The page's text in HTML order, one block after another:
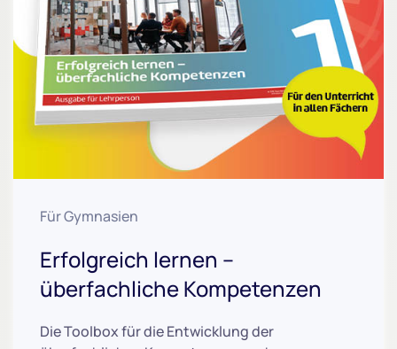
Für Gymnasien
Erfolgreich lernen –
überfachliche Kompetenzen
Die Toolbox für die Entwicklung der